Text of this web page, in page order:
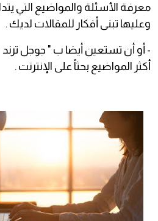
معرفة الأسئلة والمواضيع التي
وعليها تبنى أفكار للمقالات لديك .
- أو أن تستعين أيضا ب " جوجل
أكثر المواضيع بحثاً على الإنترنت .